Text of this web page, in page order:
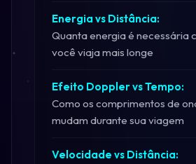
Energia vs Distância:
Quanta energia é necessária
você viaja mais longe
Efeito Doppler vs Tempo:
Como os comprimentos de
mudam durante sua viagem
Velocidade vs Distância: